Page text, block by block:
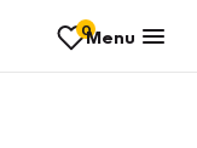
0Menu